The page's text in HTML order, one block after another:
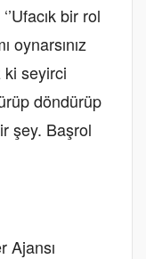
bir rol
oynarsınız
seyirci
döndürüp
şey. Başrol
Ajansı